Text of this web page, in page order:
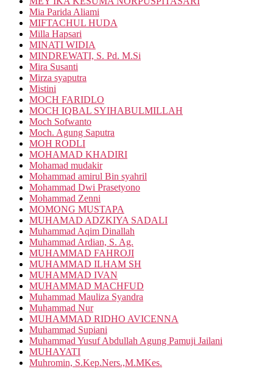
Mia Parida Aliami
MIFTACHUL HUDA
Milla Hapsari
MINATI WIDIA
MINDREWATI, S. Pd. M.Si
Mira Susanti
Mirza syaputra
Mistini
MOCH FARIDLO
MOCH IQBAL SYIHABULMILLAH
Moch Sofwanto
Moch. Agung Saputra
MOH RODLI
MOHAMAD KHADIRI
Mohamad mudakir
Mohammad amirul Bin syahril
Mohammad Dwi Prasetyono
Mohammad Zenni
MOMONG MUSTAPA
MUHAMAD ADZKIYA SADALI
Muhammad Aqim Dinallah
Muhammad Ardian, S. Ag.
MUHAMMAD FAHROJI
MUHAMMAD ILHAM SH
MUHAMMAD IVAN
MUHAMMAD MACHFUD
Muhammad Mauliza Syandra
Muhammad Nur
MUHAMMAD RIDHO AVICENNA
Muhammad Supiani
Muhammad Yusuf Abdullah Agung Pamuji Jailani
MUHAYATI
Muhromin, S.Kep.Ners.,M.MKes.